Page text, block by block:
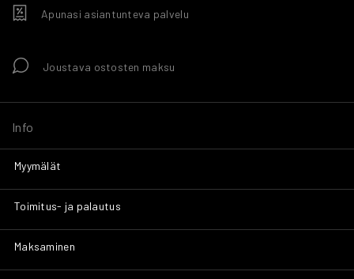
Apunasi asiantunteva palvelu
Joustava ostosten maksu
Info
Myymälät
Toimitus- ja palautus
Maksaminen